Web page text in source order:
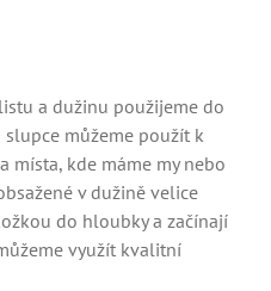
a dužinu použijeme do
můžeme použít k
místa, kde máme my nebo
v dužině velice
do hloubky a začínají
využít kvalitní